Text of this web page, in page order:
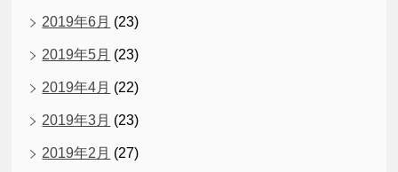
2019年6月 (23)
2019年5月 (23)
2019年4月 (22)
2019年3月 (23)
2019年2月 (27)